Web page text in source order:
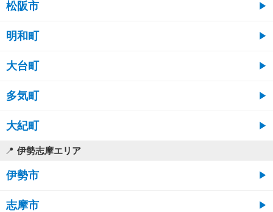
松阪市
明和町
大台町
多気町
大紀町
伊勢志摩エリア
伊勢市
志摩市